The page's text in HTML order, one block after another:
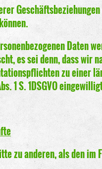
Daten
es sei denn, dass wir
zu einer
1 S. 1DSGVO
zu anderen, als den